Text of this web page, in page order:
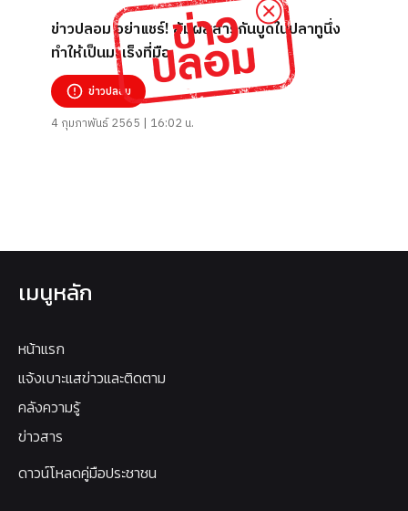
ข่าวปลอม อย่าแชร์! สัมผัสสารกันบูดในปลาทูนึ่ง
ทำให้เป็นมะเร็งที่มือ
ข่าวปลอม
4 กุมภาพันธ์ 2565 | 16:02 น.
เมนูหลัก
หน้าแรก
แจ้งเบาะแสข่าวและติดตาม
คลังความรู้
ข่าวสาร
ดาวน์โหลดคู่มือประชาชน